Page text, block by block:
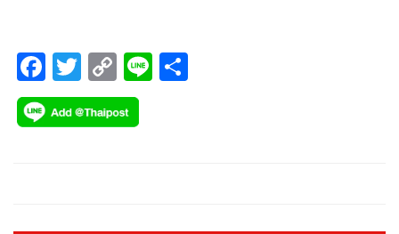
F
ac
e
T
wi
tt
C
o
p
Li